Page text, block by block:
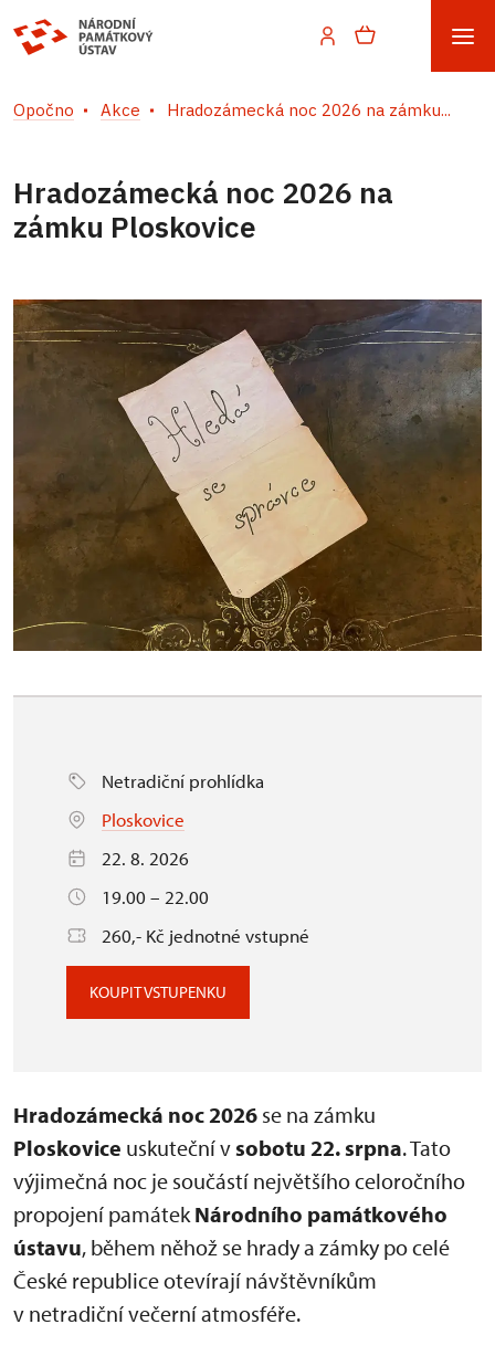
Opočno Akce Hradozámecká noc 2026 na zámku...
Hradozámecká noc 2026 na
zámku Ploskovice
Netradiční prohlídka
Ploskovice
22. 8. 2026
19.00 – 22.00
260,- Kč jednotné vstupné
KOUPIT VSTUPENKU
Hradozámecká noc 2026 se na zámku
Ploskovice uskuteční vsobotu 22. srpna. Tato
výjimečná noc je součástí největšího celoročního
propojení památekNárodního památkového
ústavu, během něhož se hrady a zámky po celé
České republice otevírají návštěvníkům
v netradiční večerní atmosféře.